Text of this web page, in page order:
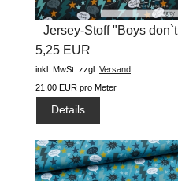
Jersey-Stoff "Boys don`t
5,25 EUR
inkl. MwSt. zzgl. Versand
21,00 EUR pro Meter
Details